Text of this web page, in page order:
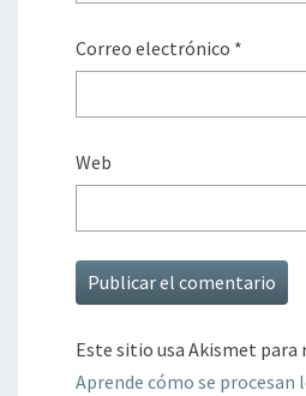
Correo electrónico *
Web
Este sitio usa Akismet para
Aprende cómo se procesan